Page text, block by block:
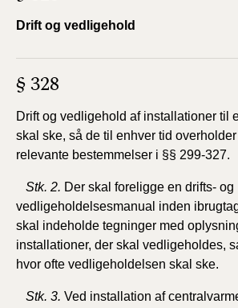
Drift og vedligehold
§ 328
Drift og vedligehold af installationer til
skal ske, så de til enhver tid
relevante bestemmelser i §§ 299-327.
Stk. 2. Der skal foreligge en drifts- og
vedligeholdelsesmanual inden
skal indeholde tegninger med
installationer, der skal vedligeholdes,
hvor ofte vedligeholdelsen skal ske.
Stk. 3. Ved installation af